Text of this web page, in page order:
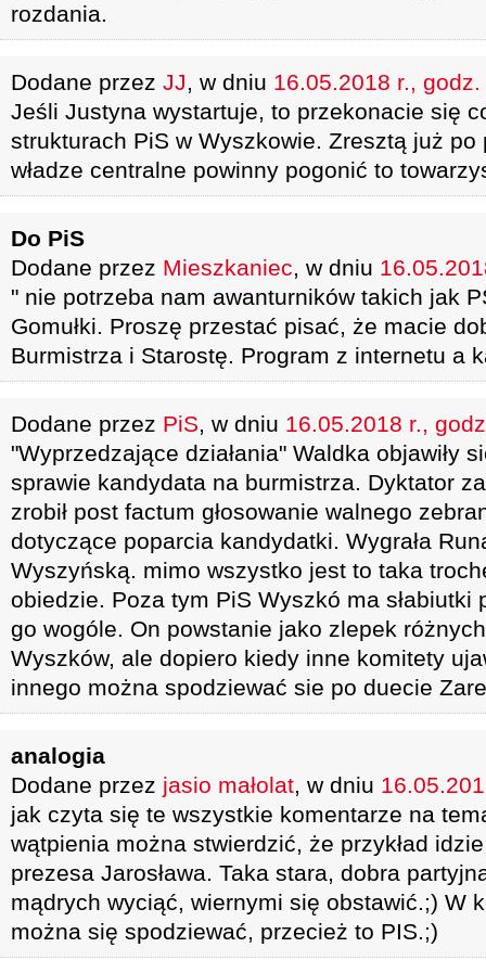
rozdania.
Dodane przez JJ, w dniu 16.05.2018 r.,
Jeśli Justyna wystartuje, to przekonacie się
strukturach PiS w Wyszkowie. Zresztą już
władze centralne powinny pogonić to
Do PiS
Dodane przez Mieszkaniec, w dniu
" nie potrzeba nam awanturników takich jak
Gomułki. Proszę przestać pisać, że macie
Burmistrza i Starostę. Program z internetu a
Dodane przez PiS, w dniu 16.05.2018 r.,
"Wyprzedzające działania" Waldka objawiły
sprawie kandydata na burmistrza. Dyktator
zrobił post factum głosowanie walnego
dotyczące poparcia kandydatki. Wygrała
Wyszyńską. mimo wszystko jest to taka
obiedzie. Poza tym PiS Wyszkó ma słabiutki
go wogóle. On powstanie jako zlepek
Wyszków, ale dopiero kiedy inne komitety
innego można spodziewać sie po duecie
analogia
Dodane przez jasio małolat, w dniu
jak czyta się te wszystkie komentarze na
wątpienia można stwierdzić, że przykład
prezesa Jarosława. Taka stara, dobra
mądrych wyciąć, wiernymi się obstawić.;) W
można się spodziewać, przecież to PIS.;)